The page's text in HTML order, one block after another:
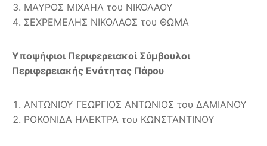
ΜΑΥΡΟΣ ΜΙΧΑΗΛ του ΝΙΚΟΛΑΟΥ
ΣΕΧΡΕΜΕΛΗΣ ΝΙΚΟΛΑΟΣ του ΘΩΜΑ
Υποψήφιοι Περιφερειακοί Σύμβουλοι
Περιφερειακής Ενότητας Πάρου
ΑΝΤΩΝΙΟΥ ΓΕΩΡΓΙΟΣ ΑΝΤΩΝΙΟΣ του ΔΑΜΙΑΝΟΥ
ΡΟΚΟΝΙΔΑ ΗΛΕΚΤΡΑ του ΚΩΝΣΤΑΝΤΙΝΟΥ